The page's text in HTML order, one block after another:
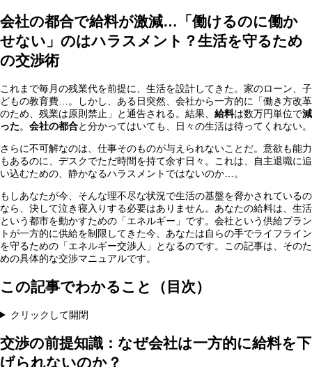
会社の都合で給料が激減…「働けるのに働か
せない」のはハラスメント？生活を守るため
の交渉術
これまで毎月の残業代を前提に、生活を設計してきた。家のローン、子
どもの教育費…。しかし、ある日突然、会社から一方的に「働き方改革
のため、残業は原則禁止」と通告される。結果、 給料は数万円単位で減
った。 会社の都合と分かってはいても、日々の生活は待ってくれない。
さらに不可解なのは、仕事そのものが与えられないことだ。意欲も能力
もあるのに、デスクでただ時間を持て余す日々。これは、自主退職に追
い込むための、静かなるハラスメントではないのか…。
もしあなたが今、そんな理不尽な状況で生活の基盤を脅かされているの
なら、決して泣き寝入りする必要はありません。あなたの給料は、生活
という都市を動かすための「エネルギー」です。会社という供給プラン
トが一方的に供給を制限してきた今、あなたは自らの手でライフライン
を守るための「エネルギー交渉人」となるのです。この記事は、そのた
めの具体的な交渉マニュアルです。
この記事でわかること（目次）
クリックして開閉
交渉の前提知識：なぜ会社は一方的に給料を下
げられないのか？